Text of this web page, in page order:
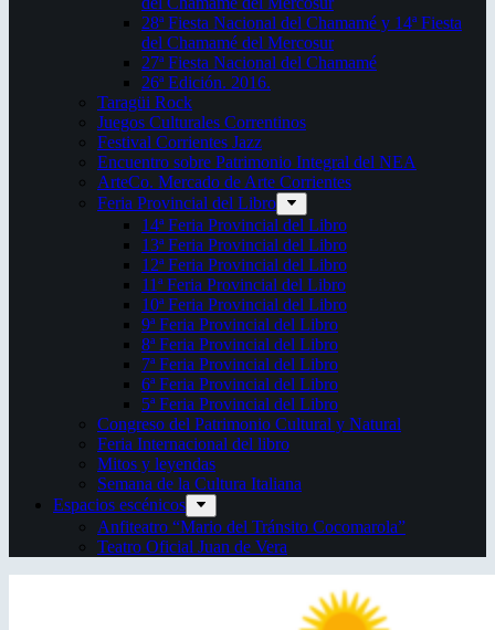
28ª Fiesta Nacional del Chamamé y 14ª Fiesta
del Chamamé del Mercosur
27ª Fiesta Nacional del Chamamé
26ª Edición. 2016.
Taragüi Rock
Juegos Culturales Correntinos
Festival Corrientes Jazz
Encuentro sobre Patrimonio Integral del NEA
ArteCo. Mercado de Arte Corrientes
Feria Provincial del Libro
14ª Feria Provincial del Libro
13ª Feria Provincial del Libro
12ª Feria Provincial del Libro
11ª Feria Provincial del Libro
10ª Feria Provincial del Libro
9ª Feria Provincial del Libro
8ª Feria Provincial del Libro
7ª Feria Provincial del Libro
6ª Feria Provincial del Libro
5ª Feria Provincial del Libro
Congreso del Patrimonio Cultural y Natural
Feria Internacional del libro
Mitos y leyendas
Semana de la Cultura Italiana
Espacios escénicos
Anfiteatro “Mario del Tránsito Cocomarola”
Teatro Oficial Juan de Vera